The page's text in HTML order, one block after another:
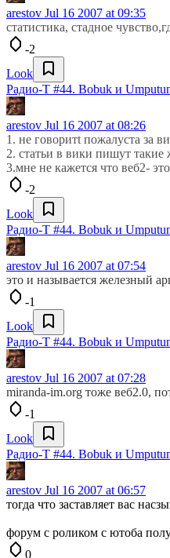
arestov Jul 16 2007 at 09:35
статистика, стадное
-2
Look
Радио-T #44. Bobuk и
arestov Jul 16 2007 at 08:26
1. не говоритt пожалуста за
2. статьи в вики пишут такие
3.мне не кажется что веб2-
-2
Look
Радио-T #44. Bobuk и
arestov Jul 16 2007 at 07:54
это и называется железный
-1
Look
Радио-T #44. Bobuk и
arestov Jul 16 2007 at 07:28
miranda-im.org тоже веб2.0,
-1
Look
Радио-T #44. Bobuk и
arestov Jul 16 2007 at 06:57
тогда что заставляет вас
форум с роликом с ютоба
0